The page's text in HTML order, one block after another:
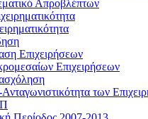
Απροβλέπτων
Επιχειρήσεων
Επιχειρήσεων
των